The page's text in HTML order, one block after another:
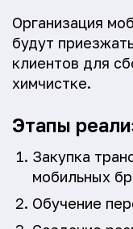
Организация
будут
клиентов для
химчистке.
Этапы
Закупка
мобильных
Обучение